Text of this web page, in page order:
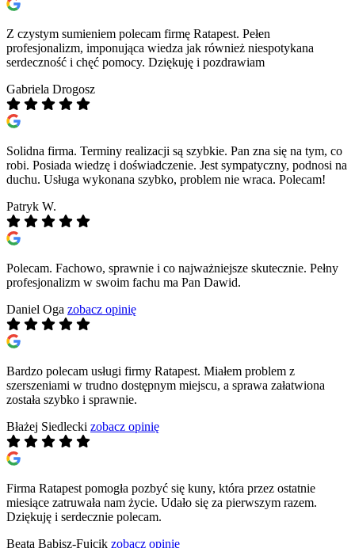
Z czystym sumieniem polecam firmę Ratapest. Pełen
profesjonalizm, imponująca wiedza jak również niespotykana
serdeczność i chęć pomocy. Dziękuję i pozdrawiam
Gabriela Drogosz
Solidna firma. Terminy realizacji są szybkie. Pan zna się na tym, co
robi. Posiada wiedzę i doświadczenie. Jest sympatyczny, podnosi na
duchu. Usługa wykonana szybko, problem nie wraca. Polecam!
Patryk W.
Polecam. Fachowo, sprawnie i co najważniejsze skutecznie. Pełny
profesjonalizm w swoim fachu ma Pan Dawid.
Daniel Oga zobacz opinię
Bardzo polecam usługi firmy Ratapest. Miałem problem z
szerszeniami w trudno dostępnym miejscu, a sprawa załatwiona
została szybko i sprawnie.
Błażej Siedlecki zobacz opinię
Firma Ratapest pomogła pozbyć się kuny, która przez ostatnie
miesiące zatruwała nam życie. Udało się za pierwszym razem.
Dziękuję i serdecznie polecam.
Beata Babisz-Fujcik zobacz opinię